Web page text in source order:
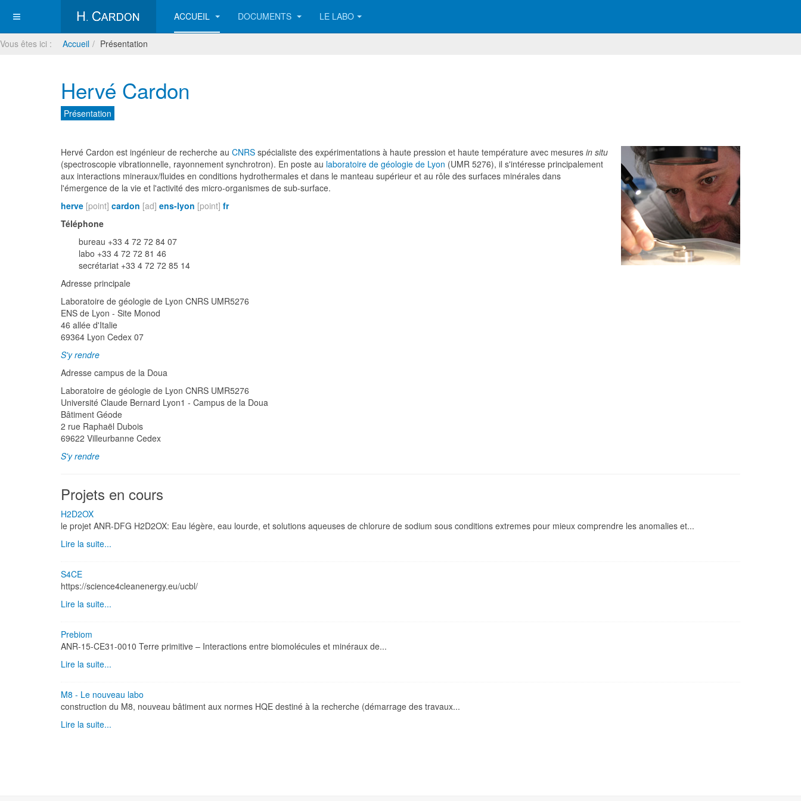
ACCUEIL DOCUMENTS LE LABO
Vous êtes ici : Accueil Présentation
Hervé Cardon
Présentation
Hervé Cardon est ingénieur de recherche au CNRS spécialiste des expérimentations à haute pression et haute température avec mesures in situ
(spectroscopie vibrationnelle, rayonnement synchrotron). En poste au laboratoire de géologie de Lyon (UMR 5276), il s'intéresse principalement
aux interactions mineraux/fluides en conditions hydrothermales et dans le manteau supérieur et au rôle des surfaces minérales dans
l'émergence de la vie et l'activité des micro-organismes de sub-surface.
herve [point] cardon [ad] ens-lyon [point] fr
Téléphone
bureau +33 4 72 72 84 07
labo +33 4 72 72 81 46
secrétariat +33 4 72 72 85 14
Adresse principale
Laboratoire de géologie de Lyon CNRS UMR5276
ENS de Lyon - Site Monod
46 allée d'Italie
69364 Lyon Cedex 07
S'y rendre
Adresse campus de la Doua
Laboratoire de géologie de Lyon CNRS UMR5276
Université Claude Bernard Lyon1 - Campus de la Doua
Bâtiment Géode
2 rue Raphaël Dubois
69622 Villeurbanne Cedex
S'y rendre
Projets en cours
H2D2OX
le projet ANR-DFG H2D2OX: Eau légère, eau lourde, et solutions aqueuses de chlorure de sodium sous conditions extremes pour mieux comprendre les anomalies et...
Lire la suite...
S4CE
https://science4cleanenergy.eu/ucbl/
Lire la suite...
Prebiom
ANR-15-CE31-0010 Terre primitive – Interactions entre biomolécules et minéraux de...
Lire la suite...
M8 - Le nouveau labo
construction du M8, nouveau bâtiment aux normes HQE destiné à la recherche (démarrage des travaux...
Lire la suite...